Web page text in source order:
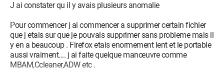
J ai constater qu il y avais plusieurs anomalie
Pour commencer j ai commencer a supprimer certain fichier
que j etais sur que je pouvais supprimer sans probleme mais il
y en a beaucoup . Firefox etais enormement lent et le portable
aussi vraiment.... j ai faite quelque manœuvre comme
MBAM,Ccleaner,ADW etc .